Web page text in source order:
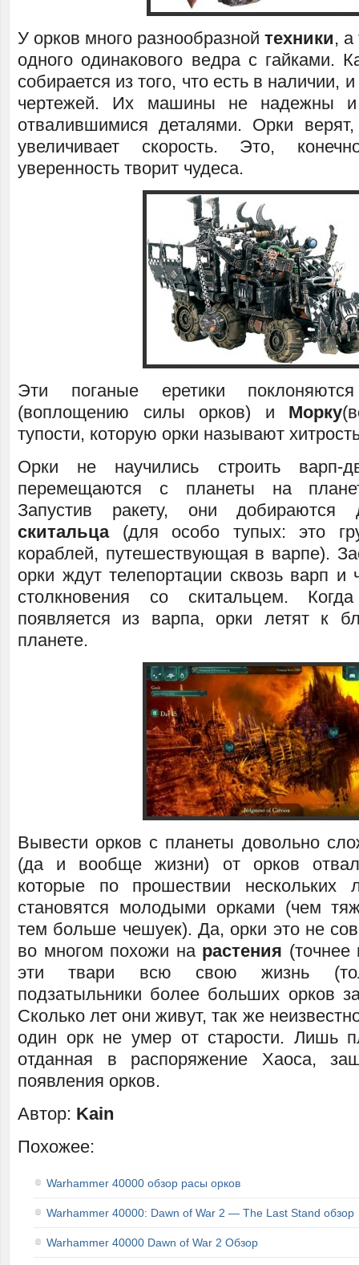
У орков много разнообразной техники, а
одного одинакового ведра с гайками.
собирается из того, что есть в наличии,
чертежей. Их машины не надежны и
отвалившимися деталями. Орки
увеличивает скорость. Это,
уверенность творит чудеса.
Эти поганые еретики
(воплощению силы орков) и Морку
тупости, которую орки называют
Орки не научились строить варп-
перемещаются с планеты на
Запустив ракету, они
скитальца(для особо тупых: это
кораблей, путешествующая в варпе).
орки ждут телепортации сквозь варп и
столкновения со скитальцем.
появляется из варпа, орки летят к
планете.
Вывести орков с планеты довольно
(да и вообще жизни) от орков
которые по прошествии нескольких
становятся молодыми орками (чем
тем больше чешуек). Да, орки это не
во многом похожи на растения
эти твари всю свою жизнь
подзатыльники более больших орков
Сколько лет они живут, так же
один орк не умер от старости. Лишь
отданная в распоряжение Хаоса,
появления орков.
Автор: Kain
Похожее:
Warhammer 40000 обзор расы орков
Warhammer 40000: Dawn of War 2 — The Last Stand обзор
Warhammer 40000 Dawn of War 2 Обзор